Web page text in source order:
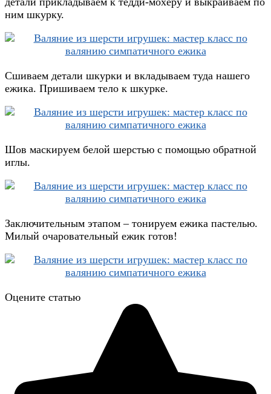
ним шкурку.
Сшиваем детали шкурки и вкладываем туда нашего
ежика. Пришиваем тело к шкурке.
Шов маскируем белой шерстью с помощью обратной
иглы.
Заключительным этапом – тонируем ежика пастелью.
Милый очаровательный ежик готов!
Оцените статью